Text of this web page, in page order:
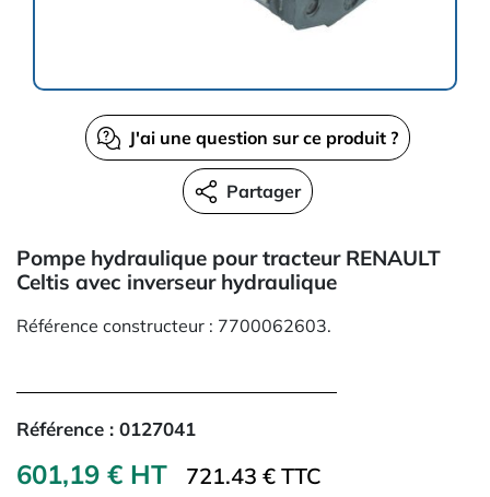
J'ai une question sur ce produit ?
Partager
Pompe hydraulique pour tracteur RENAULT
Celtis avec inverseur hydraulique
Référence constructeur : 7700062603.
Référence : 0127041
601,19 € HT 721.43 € TTC